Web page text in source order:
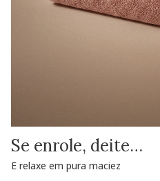
Se enrole, deite…
E relaxe em pura maciez